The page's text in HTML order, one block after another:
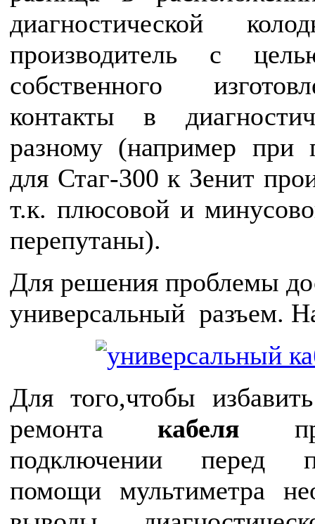
диагностической
производитель с
собственного
контакты в
разному (например при
для Стаг-300 к Зенит
т.к. плюсовой и
перепутаны).
Для решения проблемы
универсальный разъем.
Для того,чтобы
ремонтакабеля
подключении перед
помощи мультиметра